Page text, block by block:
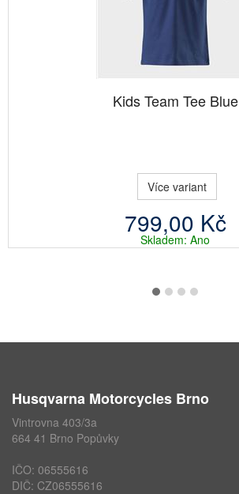
Kids Team Tee Blue
Více variant
799,00 Kč
Skladem: Ano
Husqvarna Motorcycles Brno
Vintrovna 403/3a
664 41 Brno Popůvky
IČO: 06555616
DIČ: CZ06555616